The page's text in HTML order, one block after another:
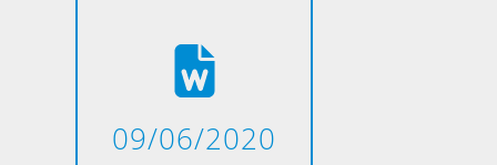
09/06/2020